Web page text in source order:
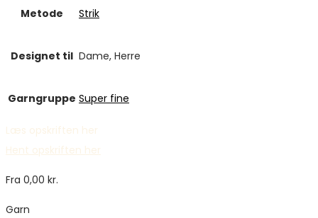
Metode Strik
Designet til Dame, Herre
Garngruppe Super fine
Læs opskriften her
Hent opskriften her
Fra 0,00 kr.
Garn